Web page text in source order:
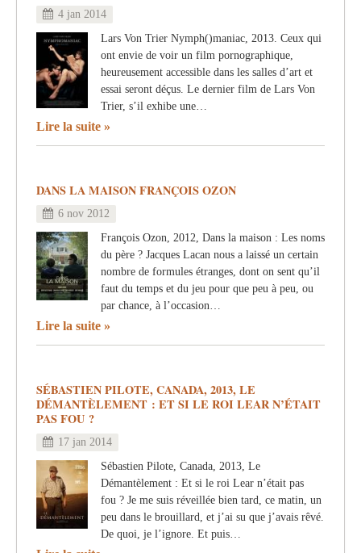
4 jan 2014
Lars Von Trier Nymph()maniac, 2013. Ceux qui
ont envie de voir un film pornographique,
heureusement accessible dans les salles d’art et
essai seront déçus. Le dernier film de Lars Von
Trier, s’il exhibe une…
Lire la suite
DANS LA MAISON FRANÇOIS OZON
6 nov 2012
François Ozon, 2012, Dans la maison : Les noms
du père ? Jacques Lacan nous a laissé un certain
nombre de formules étranges, dont on sent qu’il
faut du temps et du jeu pour que peu à peu, ou
par chance, à l’occasion…
Lire la suite
SÉBASTIEN PILOTE, CANADA, 2013, LE
DÉMANTÈLEMENT : ET SI LE ROI LEAR N’ÉTAIT
PAS FOU ?
17 jan 2014
Sébastien Pilote, Canada, 2013, Le
Démantèlement : Et si le roi Lear n’était pas
fou ? Je me suis réveillée bien tard, ce matin, un
peu dans le brouillard, et j’ai su que j’avais rêvé.
De quoi, je l’ignore. Et puis…